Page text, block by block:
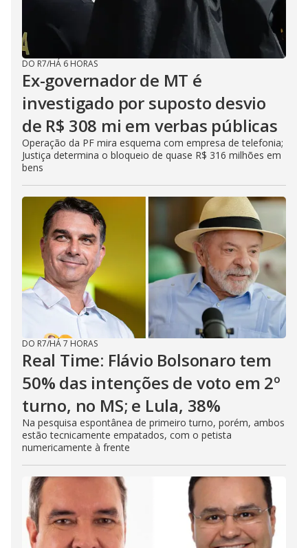
DO R7/HÁ 6 HORAS
Ex-governador de MT é
investigado por suposto desvio
de R$ 308 mi em verbas públicas
Operação da PF mira esquema com empresa de telefonia;
Justiça determina o bloqueio de quase R$ 316 milhões em
bens
DO R7/HÁ 7 HORAS
Real Time: Flávio Bolsonaro tem
50% das intenções de voto em 2º
turno, no MS; e Lula, 38%
Na pesquisa espontânea de primeiro turno, porém, ambos
estão tecnicamente empatados, com o petista
numericamente à frente